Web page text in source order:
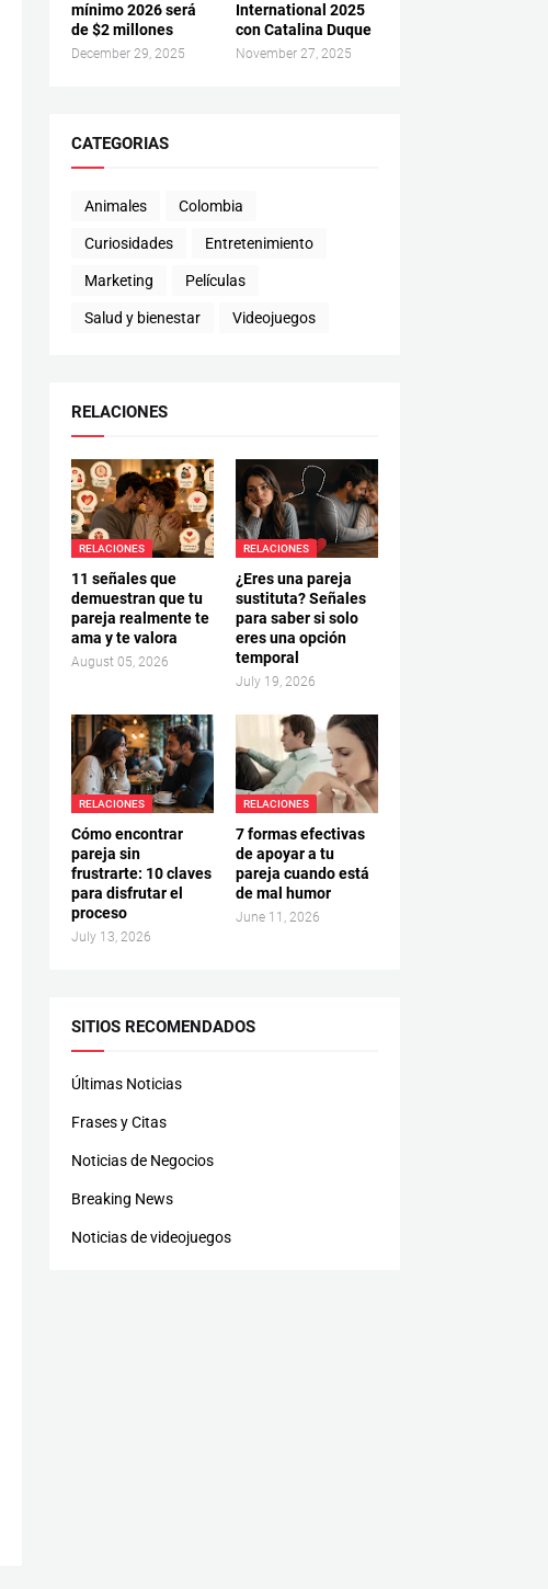
mínimo 2026 será
de $2 millones
December 29, 2025
International 2025
con Catalina Duque
November 27, 2025
CATEGORIAS
Animales Colombia
Curiosidades Entretenimiento
Marketing Películas
Salud y bienestar Videojuegos
RELACIONES
RELACIONES
11 señales que
demuestran que tu
pareja realmente te
ama y te valora
August 05, 2026
RELACIONES
¿Eres una pareja
sustituta? Señales
para saber si solo
eres una opción
temporal
July 19, 2026
RELACIONES
Cómo encontrar
pareja sin
frustrarte: 10 claves
para disfrutar el
proceso
July 13, 2026
RELACIONES
7 formas efectivas
de apoyar a tu
pareja cuando está
de mal humor
June 11, 2026
SITIOS RECOMENDADOS
Últimas Noticias
Frases y Citas
Noticias de Negocios
Breaking News
Noticias de videojuegos